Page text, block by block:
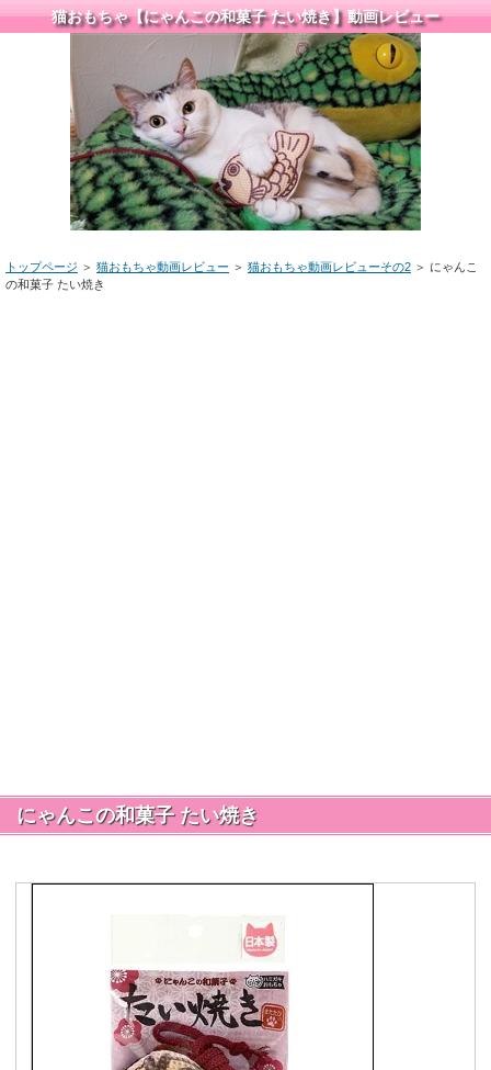
猫おもちゃ【にゃんこの和菓子 たい焼き】動画レビュー
トップページ ＞ 猫おもちゃ動画レビュー ＞ 猫おもちゃ動画レビューその2 ＞ にゃんこ
の和菓子 たい焼き
にゃんこの和菓子 たい焼き